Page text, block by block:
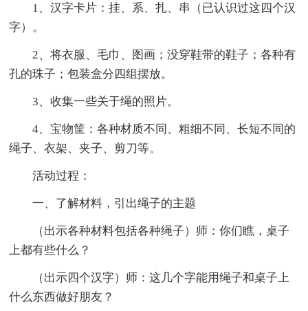
1、汉字卡片：挂、系、扎、串（已认识过这四个汉
字）。
2、将衣服、毛巾、图画；没穿鞋带的鞋子；各种有
孔的珠子；包装盒分四组摆放。
3、收集一些关于绳的照片。
4、宝物筐：各种材质不同、粗细不同、长短不同的
绳子、衣架、夹子、剪刀等。
活动过程：
一、了解材料，引出绳子的主题
（出示各种材料包括各种绳子）师：你们瞧，桌子
上都有些什么？
（出示四个汉字）师：这几个字能用绳子和桌子上
什么东西做好朋友？